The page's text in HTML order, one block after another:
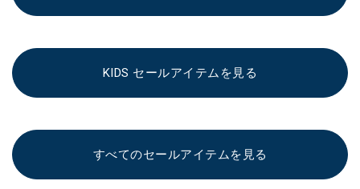
KIDS セールアイテムを見る
すべてのセールアイテムを見る